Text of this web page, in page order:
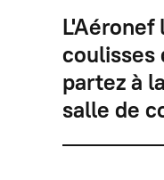
L'Aéronef
coulisses
partez à
salle de